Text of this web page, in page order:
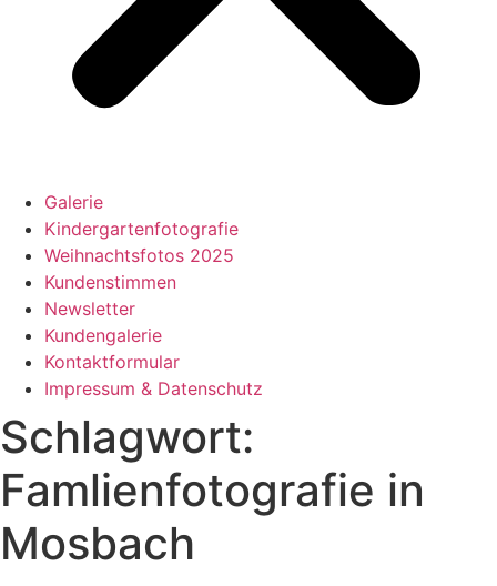
Galerie
Kindergartenfotografie
Weihnachtsfotos 2025
Kundenstimmen
Newsletter
Kundengalerie
Kontaktformular
Impressum & Datenschutz
Schlagwort:
Famlienfotografie in
Mosbach